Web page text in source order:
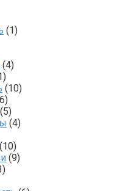
(1)
(4)
(10)
(5)
(4)
(10)
(9)